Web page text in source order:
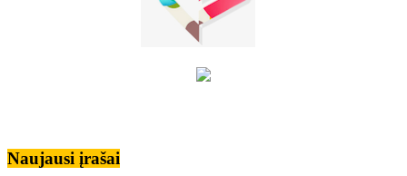
Naujausi įrašai